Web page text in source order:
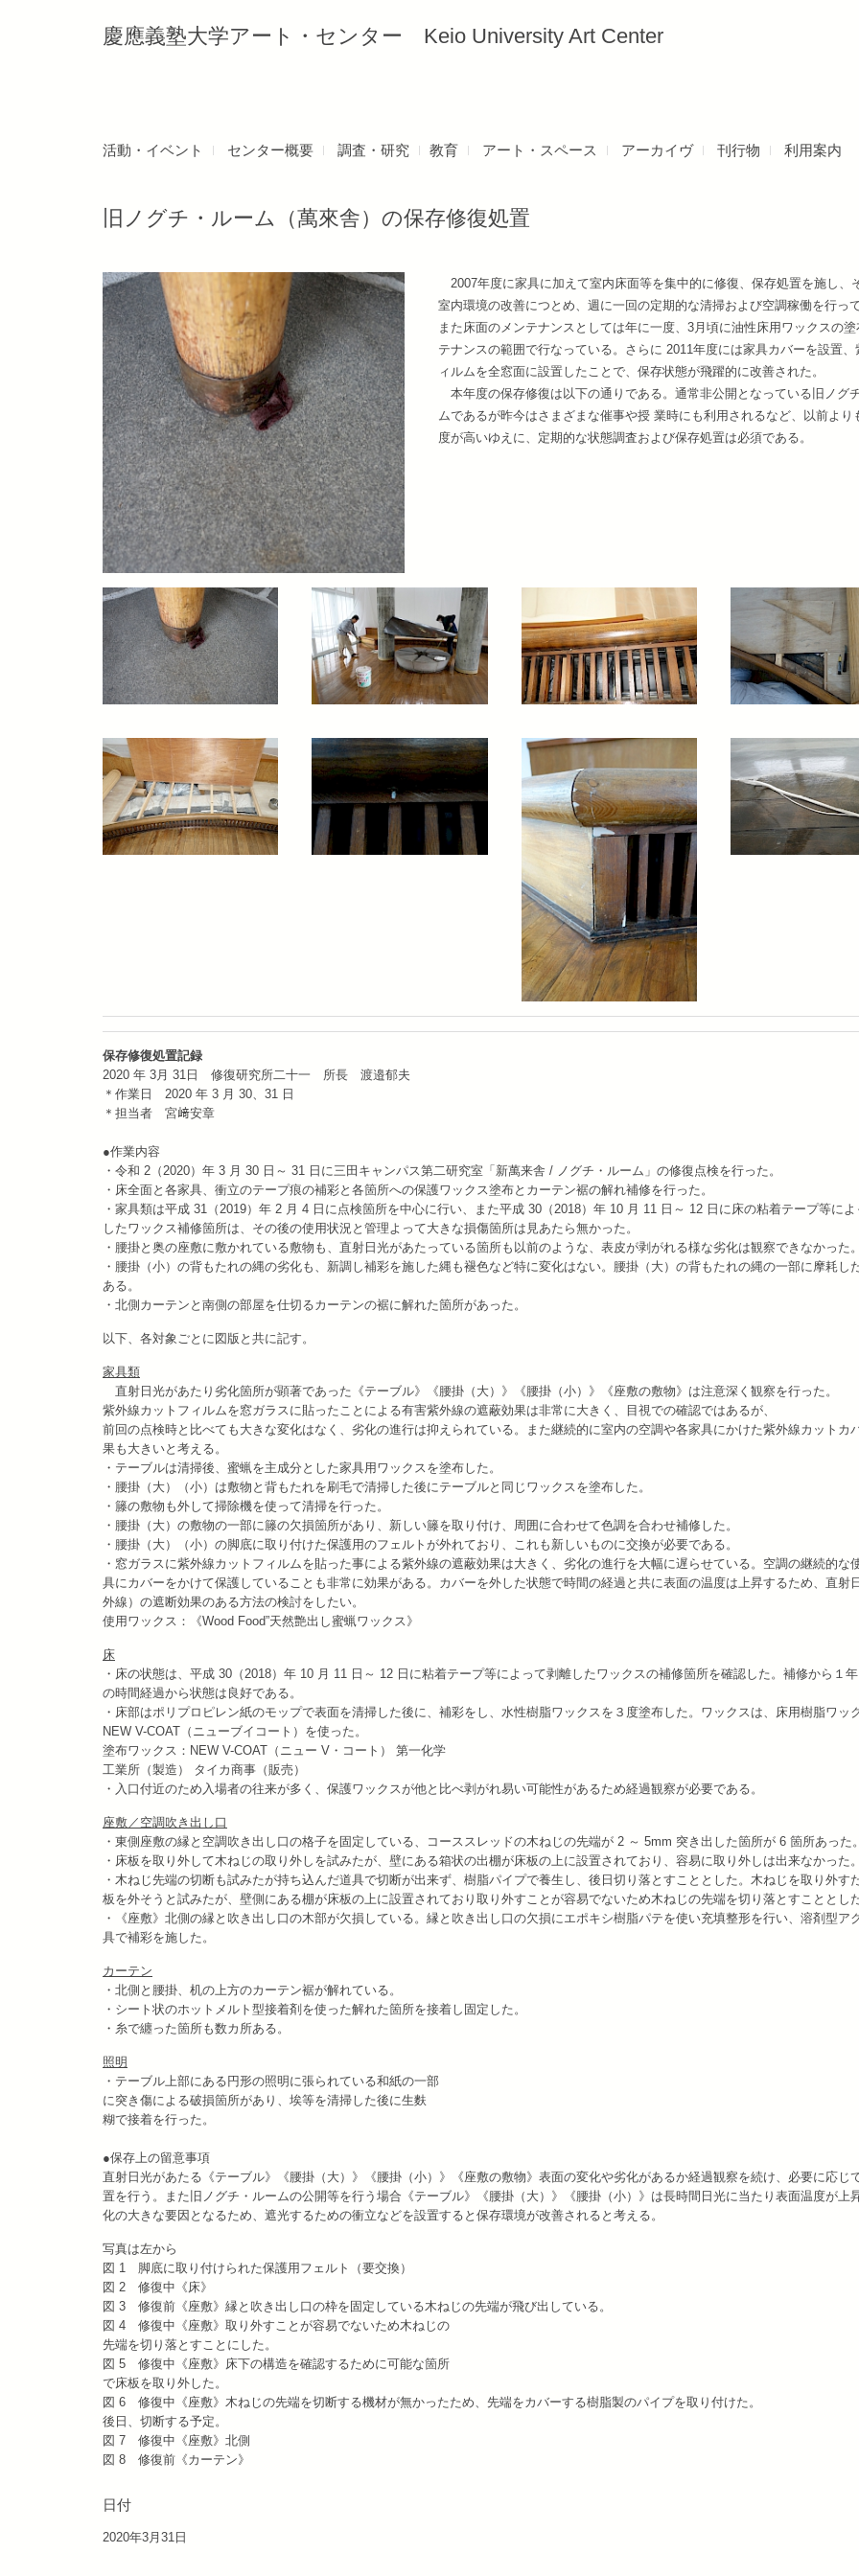
慶應義塾大学アート・センター Keio University Art Center
活動・イベント センター概要 調査・研究 教育 アート・スペース アーカイヴ 刊行物 利用案内
旧ノグチ・ルーム（萬來舎）の保存修復処置
2007年度に家具に加えて室内床面等を集中的に修復、保存処置を施し、
室内環境の改善につとめ、週に一回の定期的な清掃および空調稼働を行って
また床面のメンテナンスとしては年に一度、3月頃に油性床用ワックスの塗
テナンスの範囲で行なっている。さらに 2011年度には家具カバーを設置、
ィルムを全窓面に設置したことで、保存状態が飛躍的に改善された。
本年度の保存修復は以下の通りである。通常非公開となっている旧ノグ
ムであるが昨今はさまざまな催事や授 業時にも利用されるなど、以前より
度が高いゆえに、定期的な状態調査および保存処置は必須である。
保存修復処置記録
2020 年 3月 31日 修復研究所二十一 所長 渡邉郁夫
＊作業日 2020 年 3 月 30、31 日
＊担当者 宮﨑安章
●作業内容
・令和 2（2020）年 3 月 30 日～ 31 日に三田キャンパス第二研究室「新萬来舎 / ノグチ・ルーム」の修復点検を行った。
・床全面と各家具、衝立のテープ痕の補彩と各箇所への保護ワックス塗布とカーテン裾の解れ補修を行った。
・家具類は平成 31（2019）年 2 月 4 日に点検箇所を中心に行い、また平成 30（2018）年 10 月 11 日～ 12 日に床の粘着テープ等に
したワックス補修箇所は、その後の使用状況と管理よって大きな損傷箇所は見あたら無かった。
・腰掛と奥の座敷に敷かれている敷物も、直射日光があたっている箇所も以前のような、表皮が剥がれる様な劣化は観察できなかった。
・腰掛（小）の背もたれの縄の劣化も、新調し補彩を施した縄も褪色など特に変化はない。腰掛（大）の背もたれの縄の一部に摩耗し
ある。
・北側カーテンと南側の部屋を仕切るカーテンの裾に解れた箇所があった。
以下、各対象ごとに図版と共に記す。
家具類
直射日光があたり劣化箇所が顕著であった《テーブル》《腰掛（大）》《腰掛（小）》《座敷の敷物》は注意深く観察を行った。
紫外線カットフィルムを窓ガラスに貼ったことによる有害紫外線の遮蔽効果は非常に大きく、目視での確認ではあるが、
前回の点検時と比べても大きな変化はなく、劣化の進行は抑えられている。また継続的に室内の空調や各家具にかけた紫外線カットカ
果も大きいと考える。
・テーブルは清掃後、蜜蝋を主成分とした家具用ワックスを塗布した。
・腰掛（大）（小）は敷物と背もたれを刷毛で清掃した後にテーブルと同じワックスを塗布した。
・籐の敷物も外して掃除機を使って清掃を行った。
・腰掛（大）の敷物の一部に籐の欠損箇所があり、新しい籐を取り付け、周囲に合わせて色調を合わせ補修した。
・腰掛（大）（小）の脚底に取り付けた保護用のフェルトが外れており、これも新しいものに交換が必要である。
・窓ガラスに紫外線カットフィルムを貼った事による紫外線の遮蔽効果は大きく、劣化の進行を大幅に遅らせている。空調の継続的な
具にカバーをかけて保護していることも非常に効果がある。カバーを外した状態で時間の経過と共に表面の温度は上昇するため、直射
外線）の遮断効果のある方法の検討をしたい。
使用ワックス：《Wood Food”天然艶出し蜜蝋ワックス》
床
・床の状態は、平成 30（2018）年 10 月 11 日～ 12 日に粘着テープ等によって剥離したワックスの補修箇所を確認した。補修から１年
の時間経過から状態は良好である。
・床部はポリプロピレン紙のモップで表面を清掃した後に、補彩をし、水性樹脂ワックスを３度塗布した。ワックスは、床用樹脂ワッ
NEW V-COAT（ニューブイコート）を使った。
塗布ワックス：NEW V-COAT（ニュー V・コート） 第一化学
工業所（製造） タイカ商事（販売）
・入口付近のため入場者の往来が多く、保護ワックスが他と比べ剥がれ易い可能性があるため経過観察が必要である。
座敷／空調吹き出し口
・東側座敷の縁と空調吹き出し口の格子を固定している、コーススレッドの木ねじの先端が 2 ～ 5mm 突き出した箇所が 6 箇所あった。
・床板を取り外して木ねじの取り外しを試みたが、壁にある箱状の出棚が床板の上に設置されており、容易に取り外しは出来なかった。
・木ねじ先端の切断も試みたが持ち込んだ道具で切断が出来ず、樹脂パイプで養生し、後日切り落とすこととした。木ねじを取り外す
板を外そうと試みたが、壁側にある棚が床板の上に設置されており取り外すことが容易でないため木ねじの先端を切り落とすこととした
・《座敷》北側の縁と吹き出し口の木部が欠損している。縁と吹き出し口の欠損にエポキシ樹脂パテを使い充填整形を行い、溶剤型ア
具で補彩を施した。
カーテン
・北側と腰掛、机の上方のカーテン裾が解れている。
・シート状のホットメルト型接着剤を使った解れた箇所を接着し固定した。
・糸で纏った箇所も数カ所ある。
照明
・テーブル上部にある円形の照明に張られている和紙の一部
に突き傷による破損箇所があり、埃等を清掃した後に生麩
糊で接着を行った。
●保存上の留意事項
直射日光があたる《テーブル》《腰掛（大）》《腰掛（小）》《座敷の敷物》表面の変化や劣化があるか経過観察を続け、必要に応じ
置を行う。また旧ノグチ・ルームの公開等を行う場合《テーブル》《腰掛（大）》《腰掛（小）》は長時間日光に当たり表面温度が上
化の大きな要因となるため、遮光するための衝立などを設置すると保存環境が改善されると考える。
写真は左から
図 1 脚底に取り付けられた保護用フェルト（要交換）
図 2 修復中《床》
図 3 修復前《座敷》縁と吹き出し口の枠を固定している木ねじの先端が飛び出している。
図 4 修復中《座敷》取り外すことが容易でないため木ねじの
先端を切り落とすことにした。
図 5 修復中《座敷》床下の構造を確認するために可能な箇所
で床板を取り外した。
図 6 修復中《座敷》木ねじの先端を切断する機材が無かったため、先端をカバーする樹脂製のパイプを取り付けた。
後日、切断する予定。
図 7 修復中《座敷》北側
図 8 修復前《カーテン》
日付
2020年3月31日